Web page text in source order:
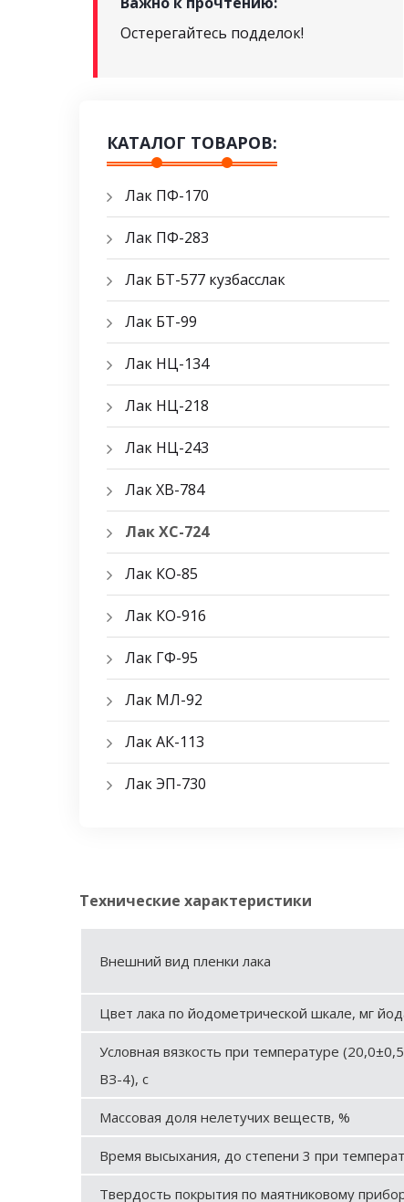
Остерегайтесь подделок!
КАТАЛОГ ТОВАРОВ:
Лак ПФ-170
Лак ПФ-283
Лак БТ-577 кузбасслак
Лак БТ-99
Лак НЦ-134
Лак НЦ-218
Лак НЦ-243
Лак ХВ-784
Лак ХС-724
Лак КО-85
Лак КО-916
Лак ГФ-95
Лак МЛ-92
Лак АК-113
Лак ЭП-730
Технические характеристики
Внешний вид пленки лака
Цвет лака по йодометрической шкале, мг
Условная вязкость при температуре
ВЗ-4), с
Массовая доля нелетучих веществ, %
Время высыхания, до степени 3 при
Твердость покрытия по маятниковому